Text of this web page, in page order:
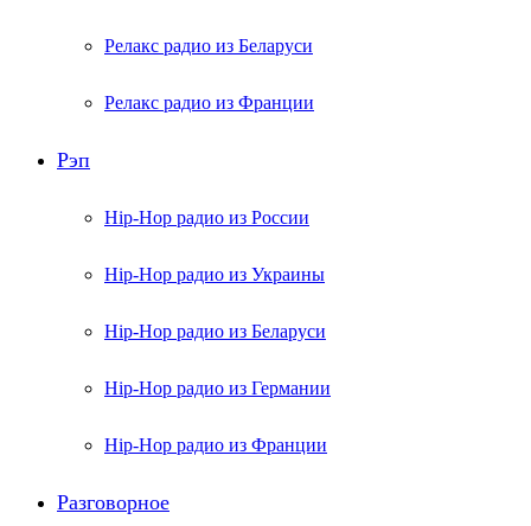
Релакс радио из Беларуси
Релакс радио из Франции
Рэп
Hip-Hop радио из России
Hip-Hop радио из Украины
Hip-Hop радио из Беларуси
Hip-Hop радио из Германии
Hip-Hop радио из Франции
Разговорное